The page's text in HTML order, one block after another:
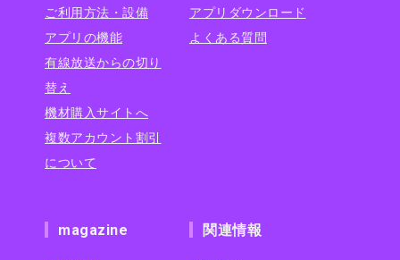
ご利用方法・設備
アプリの機能
有線放送からの切り
替え
機材購入サイトへ
複数アカウント割引
について
アプリダウンロード
よくある質問
magazine 関連情報